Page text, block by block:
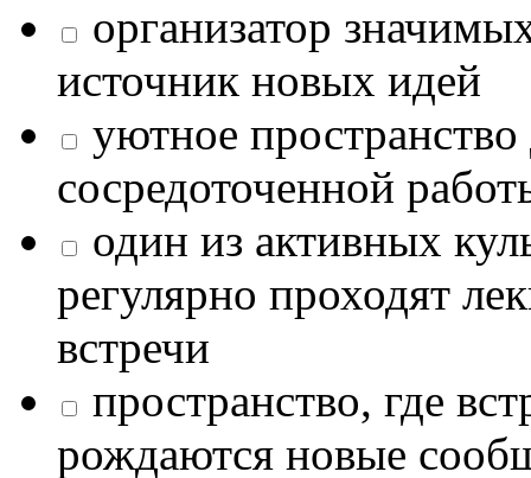
организатор
источник новых идей
уютное
сосредоточенной
один из активных
регулярно проходят
встречи
пространство, где
рождаются новые